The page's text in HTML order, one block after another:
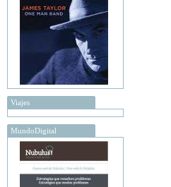
Viajes
MundoDigital